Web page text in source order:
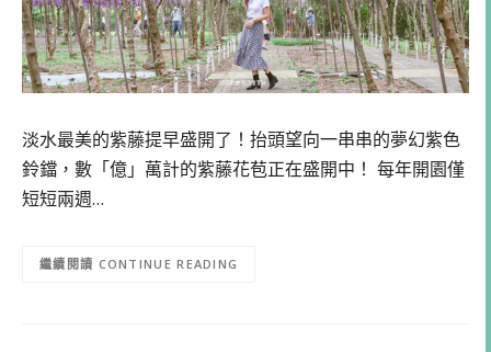
淡水最美的紫藤提早盛開了！抬頭望向一串串的夢幻紫色
鈴鐺，數「億」萬計的紫藤花苞正在盛開中！ 每年開園僅
短短兩週…
CONTINUE READING